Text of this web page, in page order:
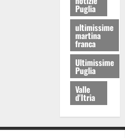
Puglia
ultimissime
martina
franca
Ultimissime
Puglia
Valle
d'Itria